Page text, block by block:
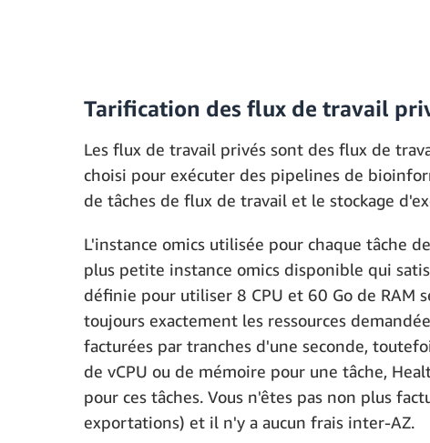
Tarification des flux de travail
Les flux de travail privés sont des flux de
choisi pour exécuter des pipelines de
de tâches de flux de travail et le stockage
L'instance omics utilisée pour chaque tâche
plus petite instance omics disponible qui
définie pour utiliser 8 CPU et 60 Go de RAM
toujours exactement les ressources
facturées par tranches d'une seconde,
de vCPU ou de mémoire pour une tâche,
pour ces tâches. Vous n'êtes pas non plus
exportations) et il n'y a aucun frais inter-AZ.